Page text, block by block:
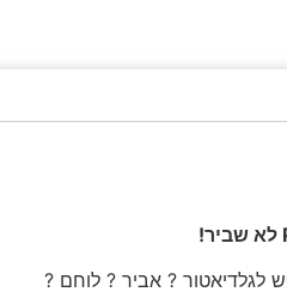
? אביר ? לוחם ?